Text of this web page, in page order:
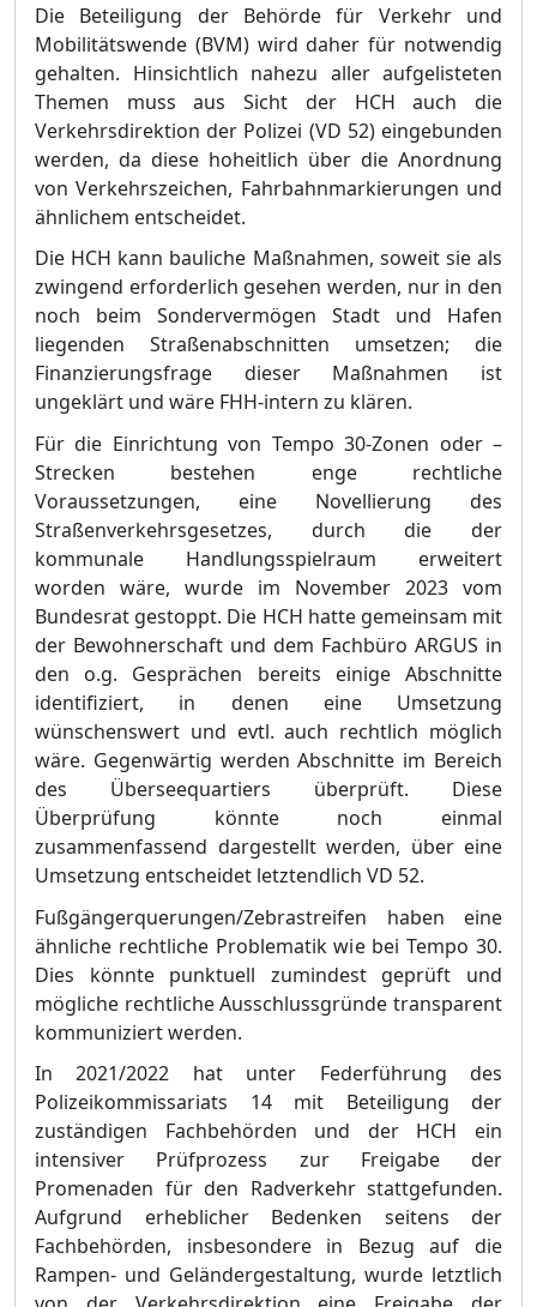
Die Beteiligung der Behörde für Verkehr und
Mobilitätswende (BVM) wird daher für notwendig
gehalten. Hinsichtlich nahezu aller aufgelisteten
Themen muss aus Sicht der HCH auch die
Verkehrsdirektion der Polizei (VD 52) eingebunden
werden, da diese hoheitlich über die Anordnung
von Verkehrszeichen, Fahrbahnmarkierungen und
ähnlichem entscheidet.
Die HCH kann bauliche Maßnahmen, soweit sie als
zwingend erforderlich gesehen werden, nur in den
noch beim Sondervermögen Stadt und Hafen
liegenden Straßenabschnitten umsetzen; die
Finanzierungsfrage dieser Maßnahmen ist
ungeklärt und wäre FHH-intern zu klären.
Für die Einrichtung von Tempo 30-Zonen oder–
Strecken bestehen enge rechtliche
Voraussetzungen, eine Novellierung des
Straßenverkehrsgesetzes, durch die der
kommunale Handlungsspielraum erweitert
worden wäre, wurde im November 2023 vom
Bundesrat gestoppt. Die HCH hatte gemeinsam mit
der Bewohnerschaft und dem Fachbüro ARGUS in
den o.g. Gesprächen bereits einige Abschnitte
identifiziert, in denen eine Umsetzung
wünschenswert und evtl. auch rechtlich möglich
wäre. Gegenwärtig werden Abschnitte im Bereich
des Überseequartiers überprüft. Diese
Überprüfung könnte noch einmal
zusammenfassend dargestellt werden, über eine
Umsetzung entscheidet letztendlich VD 52.
Fußgängerquerungen/Zebrastreifen haben eine
ähnliche rechtliche Problematik wie bei Tempo 30.
Dies könnte punktuell zumindest geprüft und
mögliche rechtliche Ausschlussgründe transparent
kommuniziert werden.
In 2021/2022 hat unter Federführung des
Polizeikommissariats 14 mit Beteiligung der
zuständigen Fachbehörden und der HCH ein
intensiver Prüfprozess zur Freigabe der
Promenaden für den Radverkehr stattgefunden.
Aufgrund erheblicher Bedenken seitens der
Fachbehörden, insbesondere in Bezug auf die
Rampen- und Geländergestaltung, wurde letztlich